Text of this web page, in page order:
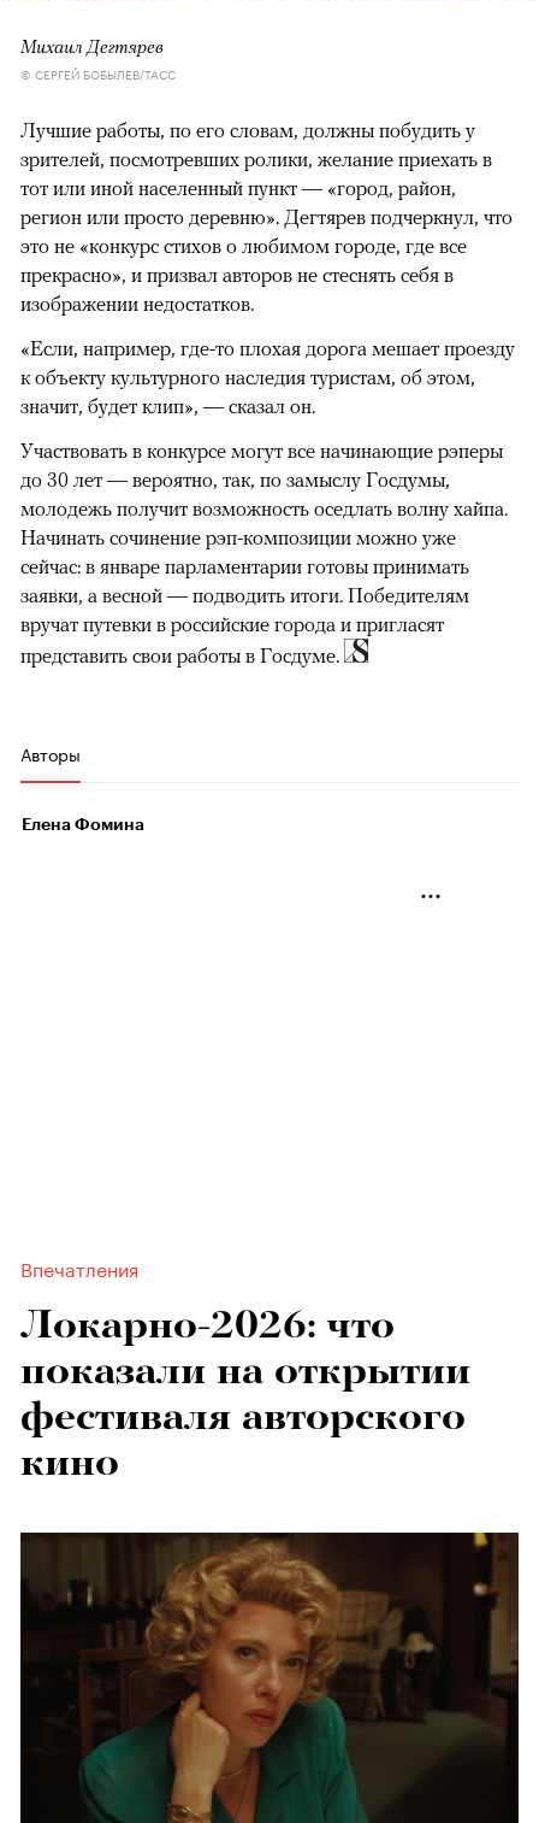
Михаил Дегтярев
© СЕРГЕЙ БОБЫЛЕВ/ТАСС
Лучшие работы, по его словам, должны побудить у
зрителей, посмотревших ролики, желание приехать в
тот или иной населенный пункт — «город, район,
регион или просто деревню». Дегтярев подчеркнул, что
это не «конкурс стихов о любимом городе, где все
прекрасно», и призвал авторов не стеснять себя в
изображении недостатков.
«Если, например, где-то плохая дорога мешает проезду
к объекту культурного наследия туристам, об этом,
значит, будет клип», — сказал он.
Участвовать в конкурсе могут все начинающие рэперы
до 30 лет — вероятно, так, по замыслу Госдумы,
молодежь получит возможность оседлать волну хайпа.
Начинать сочинение рэп-композиции можно уже
сейчас: в январе парламентарии готовы принимать
заявки, а весной — подводить итоги. Победителям
вручат путевки в российские города и пригласят
представить свои работы в Госдуме.
Авторы
Елена Фомина
Впечатления
Локарно-2026: что
показали на открытии
фестиваля авторского
кино